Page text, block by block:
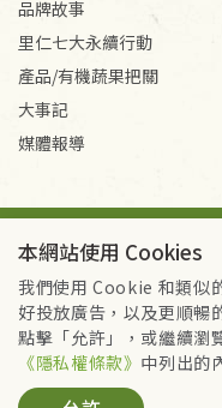
品牌故事
里仁七大永續行動
產品/有機蔬果把關
大事記
媒體報導
Copyright © 2026 里仁
里仁網購股份
All
本網站使用 Cookies
我們使用 Cookie 和類似
好投放廣告，以及更順暢
點擊「允許」，或繼續瀏
《隱私權條款》 中列出的